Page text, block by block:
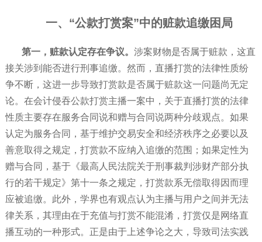
一、“公款打赏案”中的赃款追缴困局
第一，赃款认定存在争议。 涉案财物是否属于赃款，这直
接关涉到能否进行刑事追缴。然而，直播打赏的法律性质纷
争不断，这进一步导致打赏款是否属于赃款这一问题尚无定
论。在会计侵吞公款打赏主播一案中，关于直播打赏的法律
性质主要存在服务合同说和赠与合同说两种分歧观点。如果
认定为服务合同，基于维护交易安全和经济秩序之必要以及
善意取得之规定，打赏款不应纳入追缴的范围；如果定性为
赠与合同，基于《最高人民法院关于刑事裁判涉财产部分执
行的若干规定》第十一条之规定，打赏款系无偿取得因而理
应被追缴。此外，学界也有观点认为主播与用户之间并无法
律关系，其理由在于充值与打赏不能混淆，打赏仅是网络直
播互动的一种形式。正是由于上述争论之大，导致司法实践